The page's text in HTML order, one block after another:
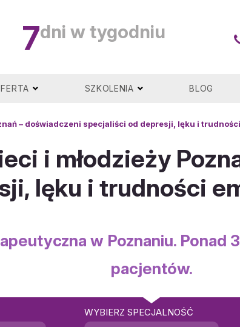
7dni w tygodniu
SZKOLENIA BLOG
– doświadczeni specjaliści od depresji, lęku i
i młodzieży
lęku i trudności
w Poznaniu.
pacjentów.
WYBIERZ SPECJALNOŚĆ